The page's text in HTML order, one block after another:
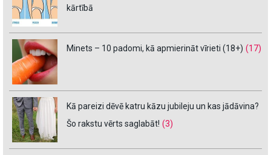
kārtībā
Minets – 10 padomi, kā apmierināt vīrieti (18+) (17)
Kā pareizi dēvē katru kāzu jubileju un kas jādāvina?
Šo rakstu vērts saglabāt! (3)